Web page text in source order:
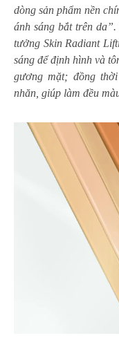
dòng sản phẩm nền
ánh sáng bắt trên da”.
tưởng Skin Radiant
sáng để định hình và
gương mặt; đồng
nhăn, giúp làm đều